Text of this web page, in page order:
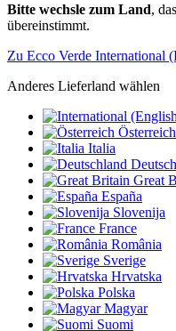
Bitte wechsle zum Land,
übereinstimmt.
Zu Ecco Verde International
Anderes Lieferland wählen
Österreich
Italia
Great
España
Slovenija
France
România
Sverige
Hrvatska
Polska
Magyar
Suomi